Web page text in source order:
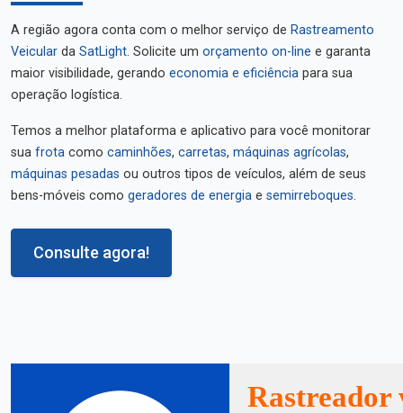
A região agora conta com o melhor serviço de Rastreamento
Veicular da SatLight. Solicite um orçamento on-line e garanta
maior visibilidade, gerando economia e eficiência para sua
operação logística.
Temos a melhor plataforma e aplicativo para você monitorar
sua frota como caminhões, carretas, máquinas agrícolas,
máquinas pesadas ou outros tipos de veículos, além de seus
bens-móveis como geradores de energia e semirreboques.
Consulte agora!
Rastreador